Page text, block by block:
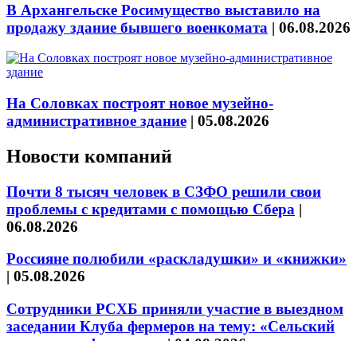
В Архангельске Росимущество выставило на
продажу здание бывшего военкомата | 06.08.2026
На Соловках построят новое музейно-
административное здание | 05.08.2026
Новости компаний
Почти 8 тысяч человек в СЗФО решили свои
проблемы с кредитами с помощью Сбера |
06.08.2026
Россияне полюбили «раскладушки» и «книжки»
| 05.08.2026
Сотрудники РСХБ приняли участие в выездном
заседании Клуба фермеров на тему: «Сельский